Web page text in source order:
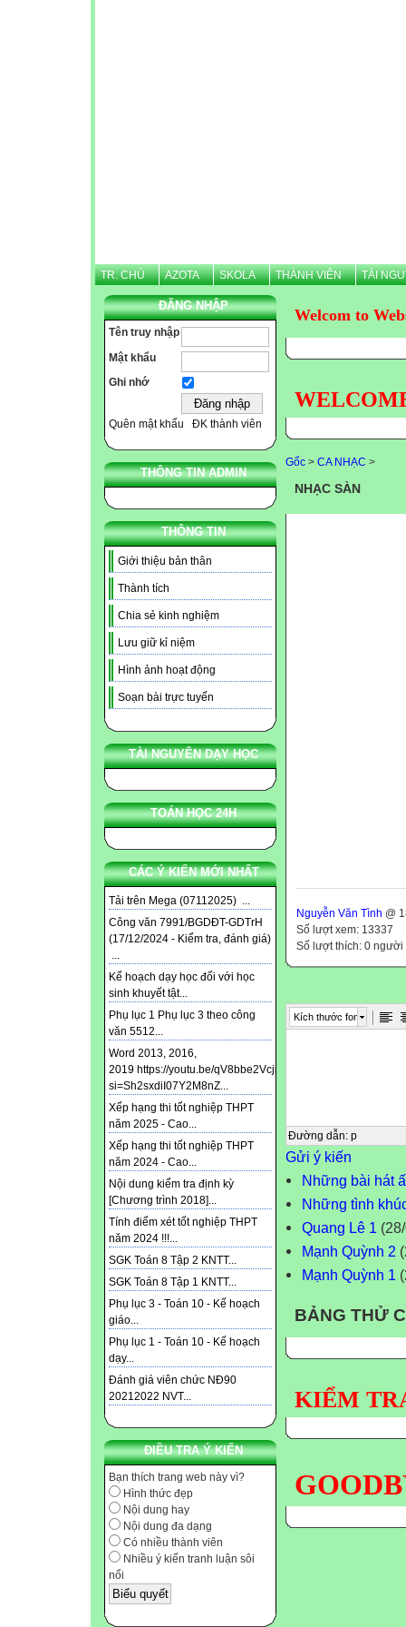
TR. CHỦ AZOTA SKOLA THÀNH VIÊN TÀI
ĐĂNG NHẬP
Tên truy nhập
Mật khẩu
Ghi nhớ
Quên mật khẩu ĐK thành viên
THÔNG TIN ADMIN
THÔNG TIN
Giới thiệu bản thân
Thành tích
Chia sẻ kinh nghiệm
Lưu giữ kỉ niệm
Hình ảnh hoạt động
Soạn bài trực tuyến
TÀI NGUYÊN DẠY HỌC
TOÁN HỌC 24H
CÁC Ý KIẾN MỚI NHẤT
Tải trên Mega (07112025) ...
Công văn 7991/BGDĐT-GDTrH
(17/12/2024 - Kiểm tra, đánh giá)
...
Kế hoạch dạy học đối với học
sinh khuyết tật...
Phụ lục 1 Phụ lục 3 theo công
văn 5512...
Word 2013, 2016,
2019 https://youtu.be/qV8bbe2Vcjs?
si=Sh2sxdiI07Y2M8nZ...
Xếp hạng thi tốt nghiệp THPT
năm 2025 - Cao...
Xếp hạng thi tốt nghiệp THPT
năm 2024 - Cao...
Nội dung kiểm tra định kỳ
[Chương trình 2018]...
Tính điểm xét tốt nghiệp THPT
năm 2024 !!!...
SGK Toán 8 Tập 2 KNTT...
SGK Toán 8 Tập 1 KNTT...
Phụ lục 3 - Toán 10 - Kế hoạch
giáo...
Phụ lục 1 - Toán 10 - Kế hoạch
dạy...
Đánh giá viên chức NĐ90
20212022 NVT...
ĐIỀU TRA Ý KIẾN
Bạn thích trang web này vì?
Hình thức đẹp
Nội dung hay
Nội dung đa dạng
Có nhiều thành viên
Nhiều ý kiến tranh luận sôi
nổi
Welcom to
Gốc > CA NHẠC >
NHẠC SÀN
Nguyễn Văn Tình @
Số lượt xem: 13337
Số lượt thích: 0 người
Kích thước font
Đường dẫn: p
Gửi ý kiến
Những bài hát
Những tình
Quang Lê 1
Mạnh Quỳnh 2
Mạnh Quỳnh 1
BẢNG THỬ
KIỂM